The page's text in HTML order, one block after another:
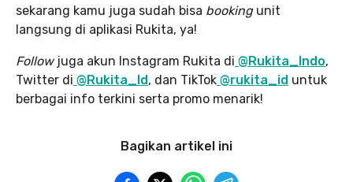
sekarang kamu juga sudah bisa bookingunit
langsung di aplikasi Rukita, ya!
Follow juga akun Instagram Rukita di @Rukita_Indo,
Twitter di @Rukita_Id, dan TikTok @rukita_id untuk
berbagai info terkini serta promo menarik!
Bagikan artikel ini